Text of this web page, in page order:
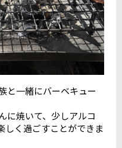
と一緒にバーベキュー
に焼いて、少しアルコ
しく過ごすことができま